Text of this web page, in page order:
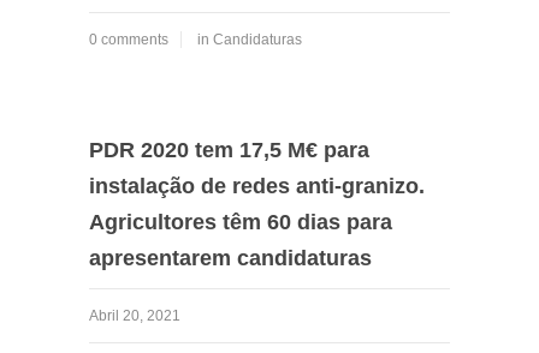
0 comments in Candidaturas
PDR 2020 tem 17,5 M€ para
instalação de redes anti-granizo.
Agricultores têm 60 dias para
apresentarem candidaturas
Abril 20, 2021